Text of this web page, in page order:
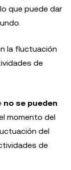
que puede dar
la fluctuación
de
no se pueden
momento del
del
de